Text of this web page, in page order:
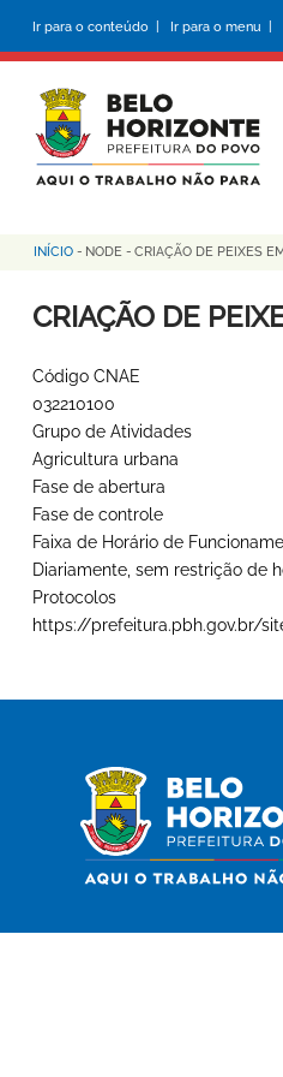
conteúdo
principal
Ir para o conteúdo | Ir para o menu |
Trilha
de
INÍCIO - NODE - CRIAÇÃO DE PEIXES
CRIAÇÃO DE
Código CNAE
032210100
Grupo de Atividades
Agricultura urbana
Fase de abertura
Fase de controle
Faixa de Horário de
Diariamente, sem restrição de
Protocolos
https://prefeitura.pbh.gov.br/